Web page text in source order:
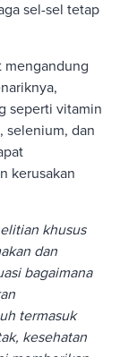
sel-sel tetap
mengandung
seperti vitamin
selenium, dan
kerusakan
khusus
dan
bagaimana
termasuk
kesehatan